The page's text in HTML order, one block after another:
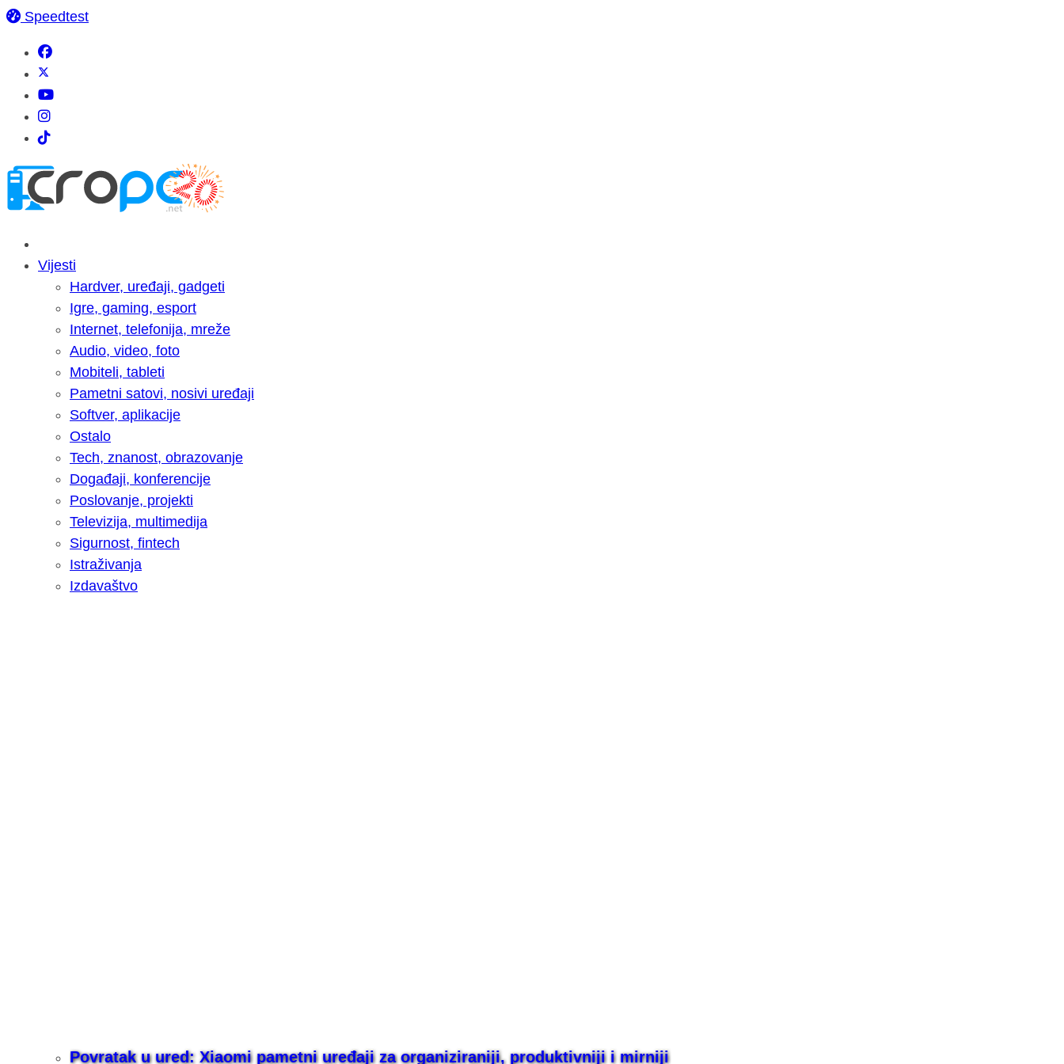
Speedtest
Vijesti
Hardver, uređaji, gadgeti
Igre, gaming, esport
Internet, telefonija, mreže
Audio, video, foto
Mobiteli, tableti
Pametni satovi, nosivi uređaji
Softver, aplikacije
Ostalo
Tech, znanost, obrazovanje
Događaji, konferencije
Poslovanje, projekti
Televizija, multimedija
Sigurnost, fintech
Istraživanja
Izdavaštvo
Povratak u ured: Xiaomi pametni uređaji za organiziraniji, produktivniji i mirniji